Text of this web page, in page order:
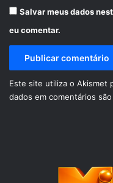
Salvar meus dados
eu comentar.
Este site utiliza o Akismet
dados em comentários